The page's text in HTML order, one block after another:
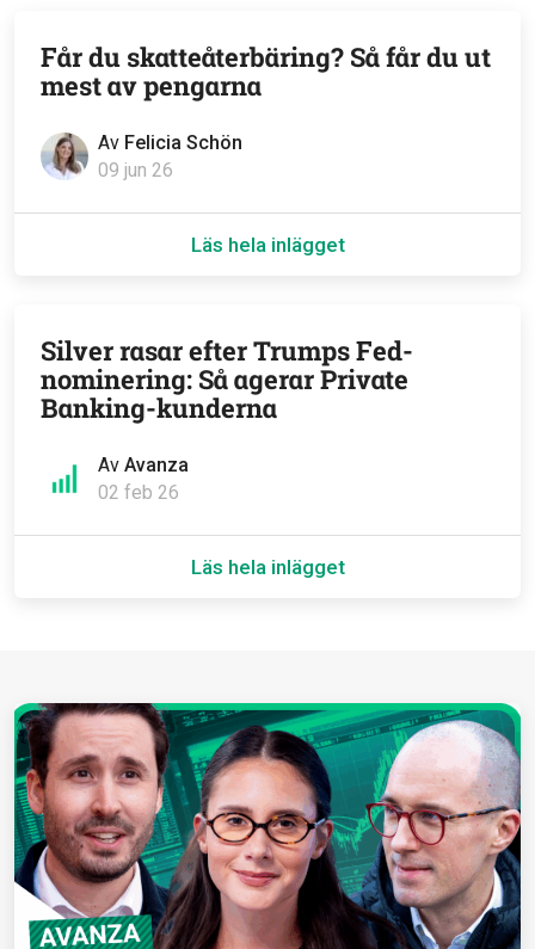
Av Felicia Schön
09 jun 26
Får du skatteåterbäring? Så får du ut
mest av pengarna
Läs hela inlägget
Av Avanza
02 feb 26
Silver rasar efter Trumps Fed-
nominering: Så agerar Private
Banking-kunderna
Läs hela inlägget